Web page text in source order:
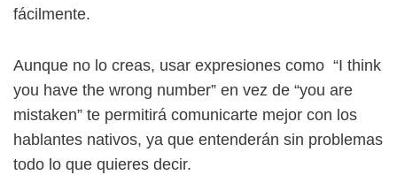
fácilmente.
Aunque no lo creas, usar expresiones como “I think
you have the wrong number” en vez de “you are
mistaken” te permitirá comunicarte mejor con los
hablantes nativos, ya que entenderán sin problemas
todo lo que quieres decir.